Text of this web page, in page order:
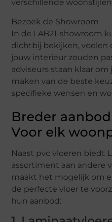
verschillende
Bezoek de Showroom
In de LAB21-showroom
dichtbij bekijken, voelen
jouw interieur zouden
adviseurs staan klaar
maken van de beste
specifieke wensen en
Breder aanbod
Voor elk
Naast pvc vloeren biedt
assortiment aan andere
maakt het mogelijk om
de perfecte vloer te
hun aanbod: